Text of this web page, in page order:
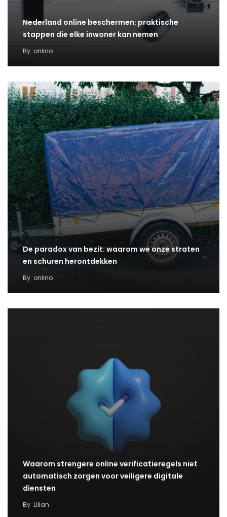
Nederland online beschermen: praktische
stappen die elke inwoner kan nemen
By onlino
De paradox van bezit: waarom we onze straten
en schuren herontdekken
By onlino
Waarom strengere online verificatieregels niet
automatisch zorgen voor veiligere digitale
diensten
By Lilian